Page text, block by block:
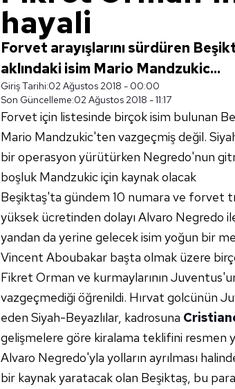
hayali
Forvet arayışlarını sürdüren
aklındaki isim Mario Mandzukic...
Giriş Tarihi:02 Ağustos 2018 - 00:00
Son Güncelleme:02 Ağustos 2018 - 11:17
Forvet için listesinde birçok isim bulunan
Mario Mandzukic'ten vazgeçmiş değil.
bir operasyon yürütürken Negredo'nun
boşluk Mandzukic için kaynak olacak
Beşiktaş'ta gündem 10 numara ve forvet
yüksek ücretinden dolayı Alvaro Negredo
yandan da yerine gelecek isim yoğun bir
Vincent Aboubakar başta olmak üzere
Fikret Orman ve kurmaylarının
vazgeçmediği öğrenildi. Hırvat golcünün
eden Siyah-Beyazlılar, kadrosuna
gelişmelere göre kiralama teklifini resmen
Alvaro Negredo'yla yolların ayrılması
bir kaynak yaratacak olan Beşiktaş, bu